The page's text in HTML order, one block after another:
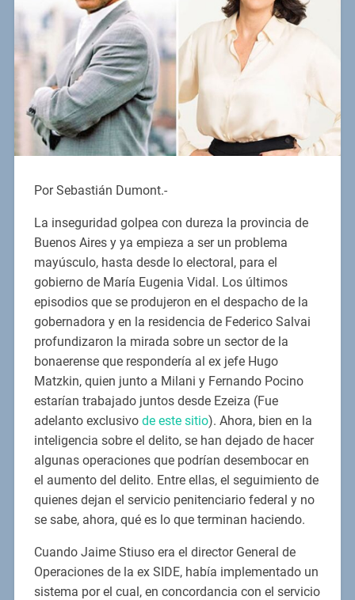
Por Sebastián Dumont.-
La inseguridad golpea con dureza la provincia de
Buenos Aires y ya empieza a ser un problema
mayúsculo, hasta desde lo electoral, para el
gobierno de María Eugenia Vidal. Los últimos
episodios que se produjeron en el despacho de la
gobernadora y en la residencia de Federico Salvai
profundizaron la mirada sobre un sector de la
bonaerense que respondería al ex jefe Hugo
Matzkin, quien junto a Milani y Fernando Pocino
estarían trabajado juntos desde Ezeiza (Fue
adelanto exclusivo de este sitio). Ahora, bien en la
inteligencia sobre el delito, se han dejado de hacer
algunas operaciones que podrían desembocar en
el aumento del delito. Entre ellas, el seguimiento de
quienes dejan el servicio penitenciario federal y no
se sabe, ahora, qué es lo que terminan haciendo.
Cuando Jaime Stiuso era el director General de
Operaciones de la ex SIDE, había implementado un
sistema por el cual, en concordancia con el servicio